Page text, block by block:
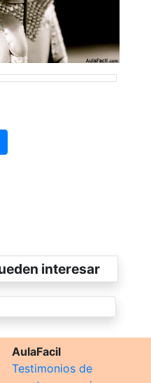
interesar
AulaFacil
Testimonios de